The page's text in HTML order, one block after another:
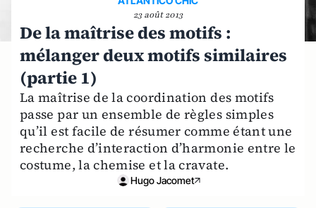
23 août 2013
De la maîtrise des motifs :
mélanger deux motifs similaires
(partie 1)
La maîtrise de la coordination des motifs
passe par un ensemble de règles simples
qu’il est facile de résumer comme étant une
recherche d’interaction d’harmonie entre le
costume, la chemise et la cravate.
Hugo Jacomet